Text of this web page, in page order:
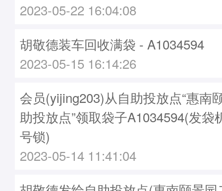
2023-05-22 16:04:08
胡敬德装车回收满袋 - A1034594
2023-05-15 16:14:26
会员(yijing203)从自助投放点“惠南
助投放点”领取袋子A1034594(发袋
号锁)
2023-05-14 11:41:04